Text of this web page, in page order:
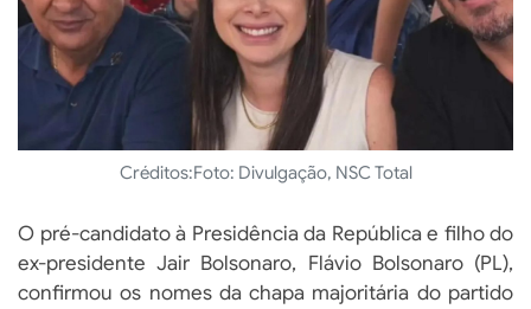
Créditos:Foto: Divulgação, NSC Total
O pré-candidato à Presidência da República e filho do
ex-presidente Jair Bolsonaro, Flávio Bolsonaro (PL),
confirmou os nomes da chapa majoritária do partido